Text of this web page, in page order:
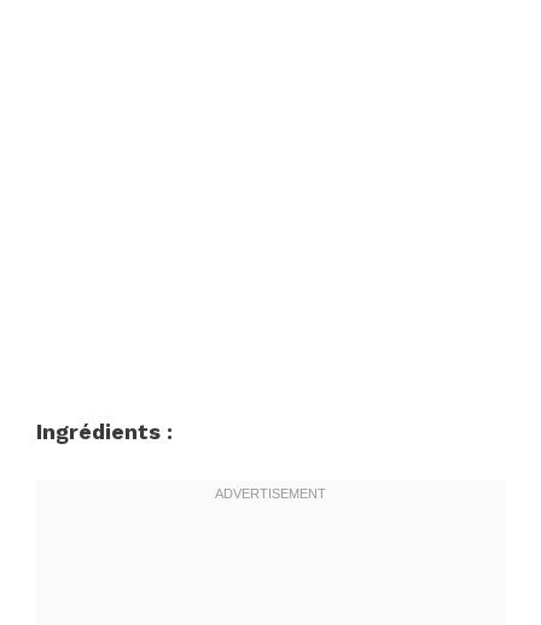
Ingrédients :